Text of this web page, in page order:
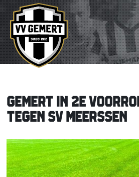
GEMERT IN 2E
TEGEN SV MEERSSEN